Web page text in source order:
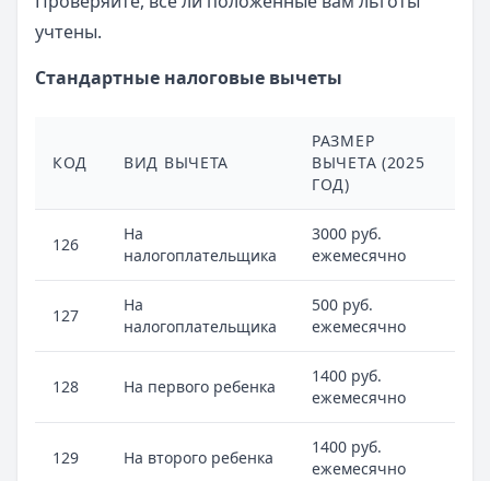
учтены.
Стандартные налоговые вычеты
КОД ВИД ВЫЧЕТА
РАЗМЕР
ВЫЧЕТА (2025
ГОД)
126
На
налогоплательщика
3000 руб.
ежемесячно
127
На
налогоплательщика
500 руб.
ежемесячно
128 На первого ребенка
1400 руб.
ежемесячно
129 На второго ребенка
1400 руб.
ежемесячно